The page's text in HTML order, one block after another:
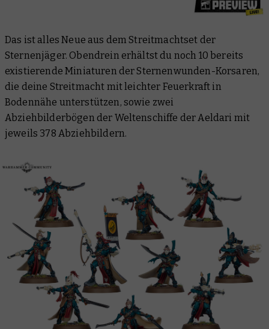
Das ist alles Neue aus dem Streitmachtset der
Sternenjäger. Obendrein erhältst du noch 10 bereits
existierende Miniaturen der Sternenwunden-Korsaren,
die deine Streitmacht mit leichter Feuerkraft in
Bodennähe unterstützen, sowie zwei
Abziehbilderbögen der Weltenschiffe der Aeldari mit
jeweils 378 Abziehbildern.